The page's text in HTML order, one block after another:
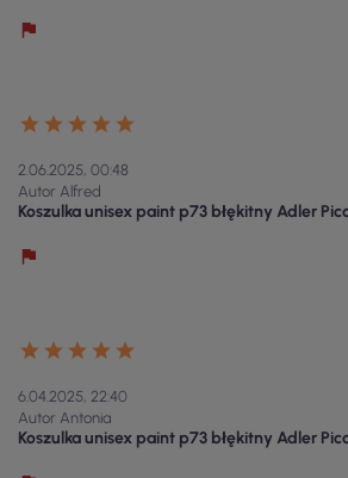
2.06.2025, 00:48
Autor Alfred
Koszulka unisex paint p73 błękitny Adler
6.04.2025, 22:40
Autor Antonia
Koszulka unisex paint p73 błękitny Adler